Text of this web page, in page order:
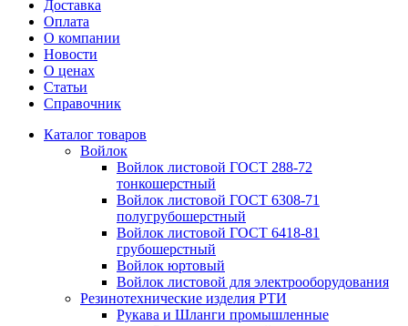
Доставка
Оплата
О компании
Новости
О ценах
Статьи
Справочник
Каталог товаров
Войлок
Войлок листовой ГОСТ 288-72
тонкошерстный
Войлок листовой ГОСТ 6308-71
полугрубошерстный
Войлок листовой ГОСТ 6418-81
грубошерстный
Войлок юртовый
Войлок листовой для электрооборудования
Резинотехнические изделия РТИ
Рукава и Шланги промышленные